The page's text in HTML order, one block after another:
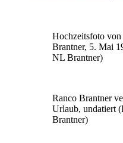
Hochzeitsfoto
Brantner, 5. Mai
NL Brantner)
Ranco Brantner
Urlaub, undatiert
Brantner)